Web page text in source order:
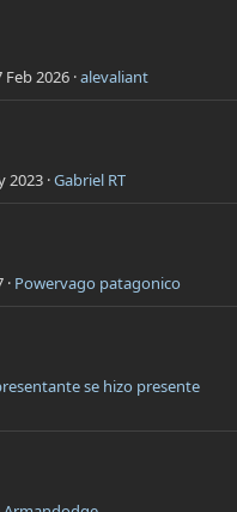
Feb 2026 alevaliant
2023 Gabriel RT
Powervago patagonico
se hizo presente